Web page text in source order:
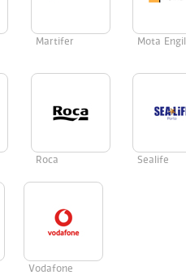
Martifer Mota Engil
Roca Sealife
Vodafone